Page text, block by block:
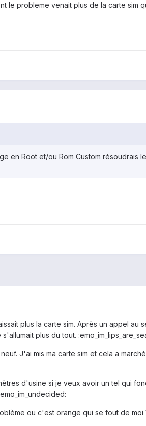
le probleme venait plus de la carte
en Root et/ou Rom Custom résoudrais
plus la carte sim. Après un appel
plus du tout.
J'ai mis ma carte sim et cela a
d'usine si je veux avoir un tel qui
ou c'est orange qui se fout de moi